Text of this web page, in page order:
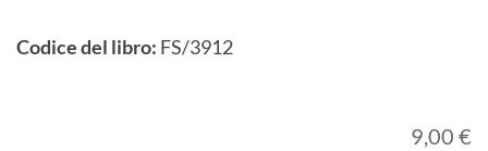
Codice del libro: FS/3912
9,00 €